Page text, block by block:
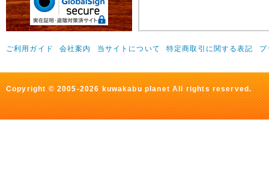
ご利用ガイド 会社案内 当サイトについて 特定商取引に関する表記 プ
Copyright © 2005-2026 kuwakabu planet All rights reserved.